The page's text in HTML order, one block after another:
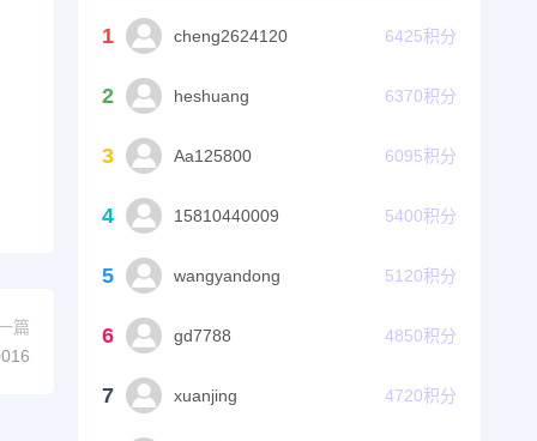
篇
1 cheng2624120 6425积分
2 heshuang 6370积分
3 Aa125800 6095积分
4 15810440009 5400积分
5 wangyandong 5120积分
6 gd7788 4850积分
7 xuanjing 4720积分